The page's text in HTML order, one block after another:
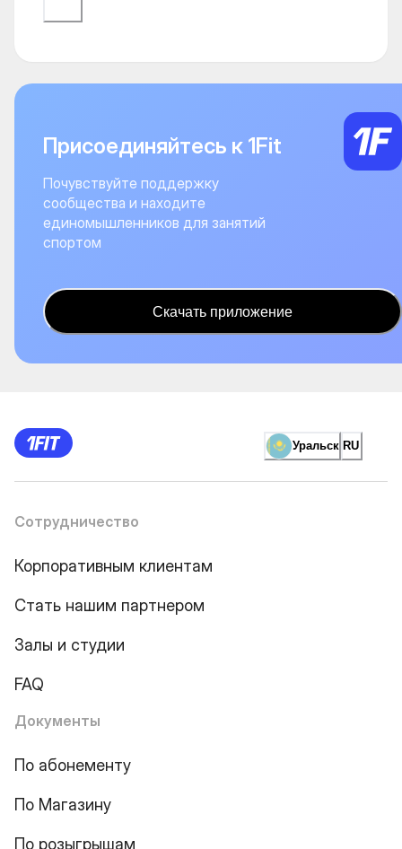
Присоединяйтесь к 1Fit
Почувствуйте поддержку
сообщества и находите
единомышленников для занятий
спортом
Скачать приложение
Уральск RU
Сотрудничество
Корпоративным клиентам
Стать нашим партнером
Залы и студии
FAQ
Документы
По абонементу
По Магазину
По розыгрышам